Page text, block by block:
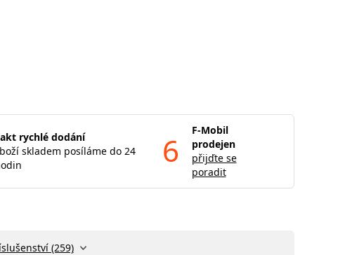
rychlé dodání
skladem posíláme do 24
6
F-Mobil
prodejen
přijďte se
poradit
(259)